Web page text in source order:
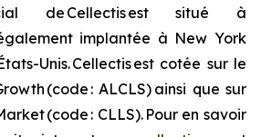
de Cellectis est situé à
également implantée à New York
Unis. Cellectis est cotée sur le
(code : ALCLS) ainsi que sur
(code : CLLS). Pour en savoir